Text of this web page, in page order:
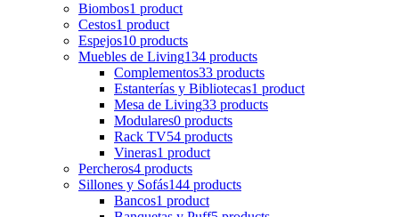
Biombos1 product
Cestos1 product
Espejos10 products
Muebles de Living134 products
Complementos33 products
Estanterías y Bibliotecas1 product
Mesa de Living33 products
Modulares0 products
Rack TV54 products
Vineras1 product
Percheros4 products
Sillones y Sofás144 products
Bancos1 product